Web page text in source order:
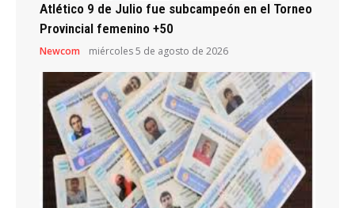
Atlético 9 de Julio fue subcampeón en el Torneo
Provincial femenino +50
Newcom miércoles 5 de agosto de 2026